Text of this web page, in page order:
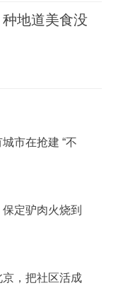
地道美食没
市在抢建 “不
定驴肉火烧到
，把社区活成